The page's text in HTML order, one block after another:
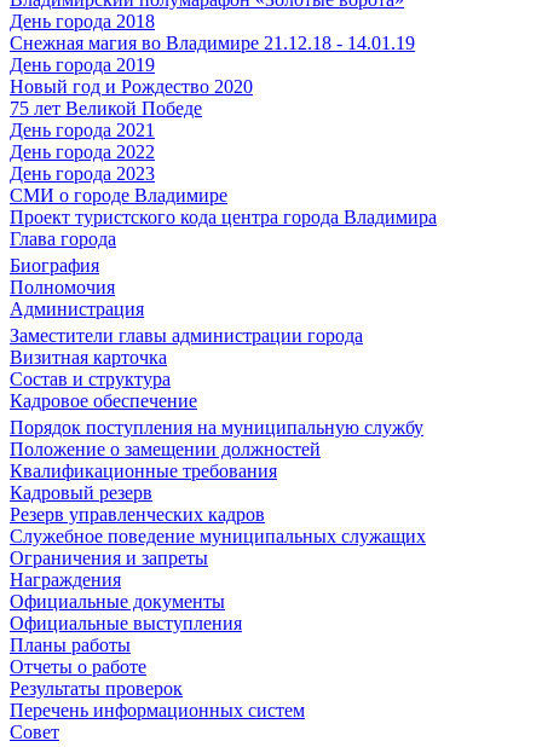
День города 2018
Снежная магия во Владимире 21.12.18 - 14.01.19
День города 2019
Новый год и Рождество 2020
75 лет Великой Победе
День города 2021
День города 2022
День города 2023
СМИ о городе Владимире
Проект туристского кода центра города Владимира
Глава города
Биография
Полномочия
Администрация
Заместители главы администрации города
Визитная карточка
Состав и структура
Кадровое обеспечение
Порядок поступления на муниципальную службу
Положение о замещении должностей
Квалификационные требования
Кадровый резерв
Резерв управленческих кадров
Служебное поведение муниципальных служащих
Ограничения и запреты
Награждения
Официальные документы
Официальные выступления
Планы работы
Отчеты о работе
Результаты проверок
Перечень информационных систем
Совет